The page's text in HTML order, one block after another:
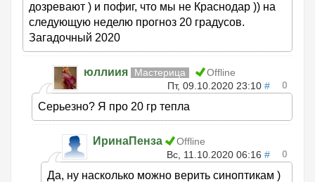
дозревают ) и пофиг, что мы не Краснодар )) на
следующую неделю прогноз 20 градусов.
Загадочный 2020
юллиия Мастерица
Offline
Пт, 09.10.2020 23:10 # 0
Серьезно? Я про 20 гр тепла
ИринаПенза
Offline
Вс, 11.10.2020 06:16 # 0
Да, ну насколько можно верить синоптикам )